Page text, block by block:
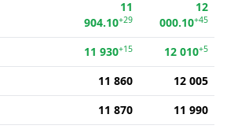
11
904.10+29
12
000.10+45
11 930+15 12 010+5
11 860
12 005
11 870
11 990